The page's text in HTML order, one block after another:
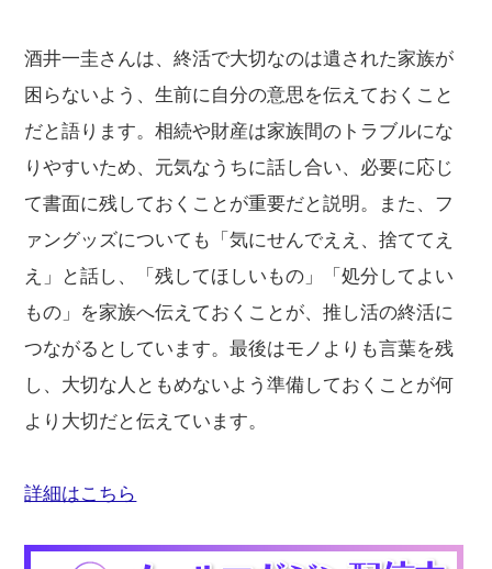
酒井一圭さんは、終活で大切なのは遺された家族が
困らないよう、生前に自分の意思を伝えておくこと
だと語ります。相続や財産は家族間のトラブルにな
りやすいため、元気なうちに話し合い、必要に応じ
て書面に残しておくことが重要だと説明。また、フ
ァングッズについても「気にせんでええ、捨ててえ
え」と話し、「残してほしいもの」「処分してよい
もの」を家族へ伝えておくことが、推し活の終活に
つながるとしています。最後はモノよりも言葉を残
し、大切な人ともめないよう準備しておくことが何
より大切だと伝えています。
詳細はこちら